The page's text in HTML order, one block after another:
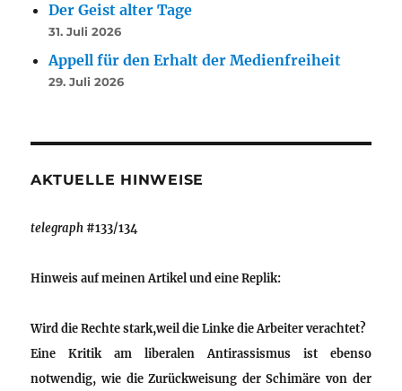
Der Geist alter Tage
31. Juli 2026
Appell für den Erhalt der Medienfreiheit
29. Juli 2026
AKTUELLE HINWEISE
telegraph #133/134
Hinweis auf meinen Artikel und eine Replik:
Wird die Rechte stark,weil die Linke die Arbeiter verachtet?
Eine Kritik am liberalen Antirassismus ist ebenso
notwendig, wie die Zurückweisung der Schimäre von der